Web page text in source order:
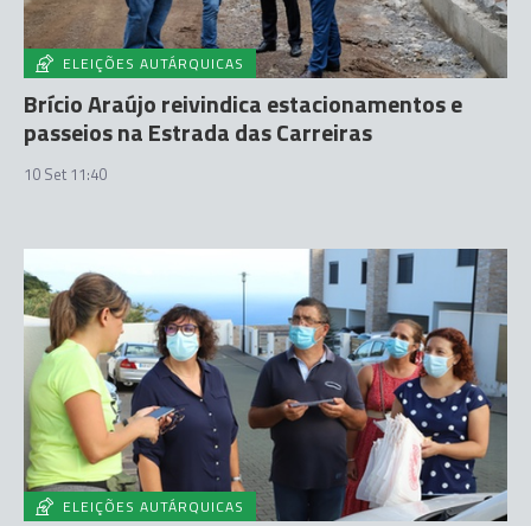
ELEIÇÕES AUTÁRQUICAS
Brício Araújo reivindica estacionamentos e
passeios na Estrada das Carreiras
10 Set 11:40
ELEIÇÕES AUTÁRQUICAS